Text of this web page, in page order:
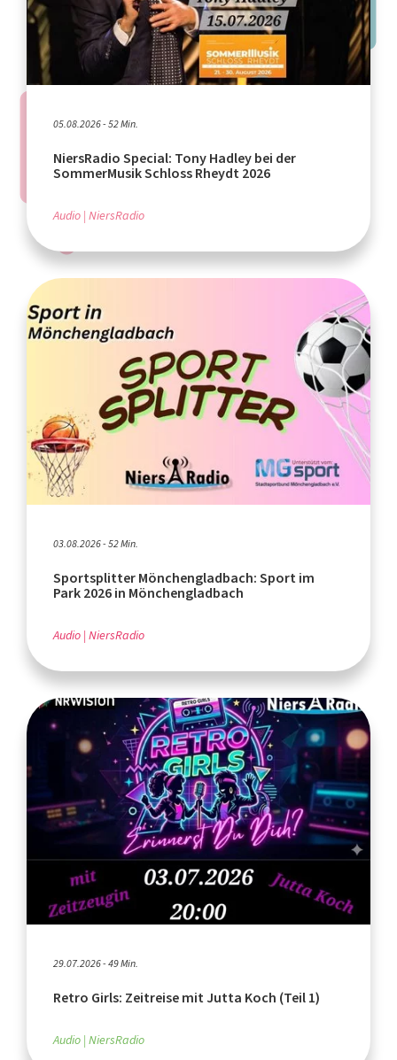
05.08.2026 - 52 Min.
NiersRadio Special: Tony Hadley bei der
SommerMusik Schloss Rheydt 2026
Audio NiersRadio
03.08.2026 - 52 Min.
Sportsplitter Mönchengladbach: Sport im
Park 2026 in Mönchengladbach
Audio NiersRadio
29.07.2026 - 49 Min.
Retro Girls: Zeitreise mit Jutta Koch (Teil 1)
Audio NiersRadio